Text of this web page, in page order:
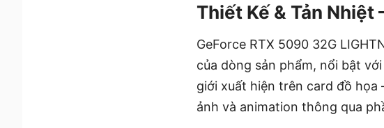
Thiết Kế & Tản
GeForce RTX 5090 32G
của dòng sản phẩm, nổi bật
giới xuất hiện trên card đồ
ảnh và animation thông qua